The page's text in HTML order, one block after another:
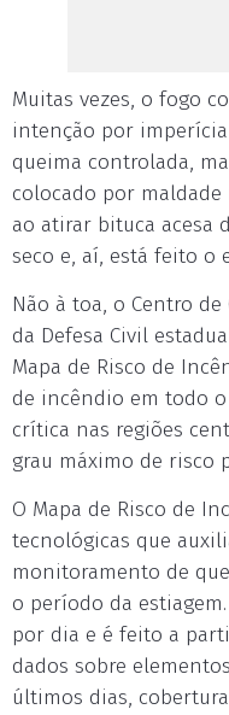
Muitas vezes, o fogo
intenção por
queima controlada,
colocado por maldade
ao atirar bituca acesa
seco e, aí, está feito o
Não à toa, o Centro
da Defesa Civil
Mapa de Risco de
de incêndio em todo o
crítica nas regiões
grau máximo de risco
O Mapa de Risco de
tecnológicas que
monitoramento de
o período da
por dia e é feito a
dados sobre
últimos dias,